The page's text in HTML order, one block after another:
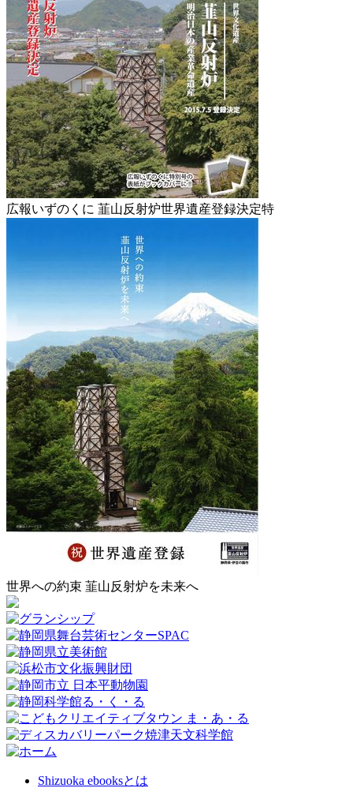
広報いずのくに 韮山反射炉世界遺産登録決定特
世界への約束 韮山反射炉を未来へ
Shizuoka ebooksとは